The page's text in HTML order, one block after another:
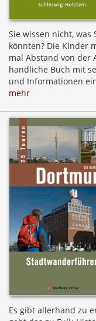
Sie wissen nicht, was
könnten? Die Kinder
mal Abstand von der
handliche Buch mit
und Informationen
mehr
Es gibt allerhand zu